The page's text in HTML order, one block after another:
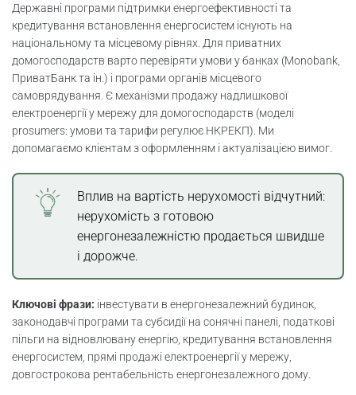
Державні програми підтримки енергоефективності та
кредитування встановлення енергосистем існують на
національному та місцевому рівнях. Для приватних
домогосподарств варто перевіряти умови у банках (Monobank,
ПриватБанк та ін.) і програми органів місцевого
самоврядування. Є механізми продажу надлишкової
електроенергії у мережу для домогосподарств (моделі
prosumers: умови та тарифи регулює НКРЕКП). Ми
допомагаємо клієнтам з оформленням і актуалізацією вимог.
Вплив на вартість нерухомості відчутний:
нерухомість з готовою
енергонезалежністю продається швидше
і дорожче.
Ключові фрази: інвестувати в енергонезалежний будинок,
законодавчі програми та субсидії на сонячні панелі, податкові
пільги на відновлювану енергію, кредитування встановлення
енергосистем, прямі продажі електроенергії у мережу,
довгострокова рентабельність енергонезалежного дому.